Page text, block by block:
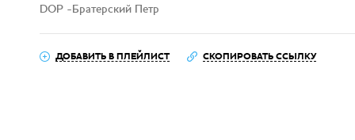
DOP -Братерский Петр
ДОБАВИТЬ В ПЛЕЙЛИСТ СКОПИРОВАТЬ ССЫЛКУ